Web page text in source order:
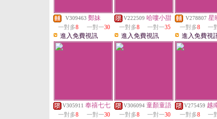
V309463 鄭妹
一對多8 一對一30
進入免費視訊
V222509 哈嘍小甜
一對多8 一對一35
進入免費視訊
V278807 星
一對多8 一
進入免費視
V305911 奉禧七七
一對多8 一對一30
V306094 童顏童語
一對多8 一對一30
V275459 越
一對多8 一